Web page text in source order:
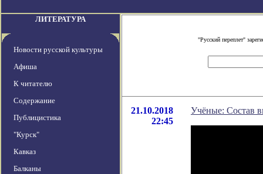
ЛИТЕРАТУРА
Новости русской культуры
Афиша
К читателю
Содержание
Публицистика
"Курск"
Кавказ
Балканы
"Русский переплет"
21.10.2018
22:45
Учёные: Состав